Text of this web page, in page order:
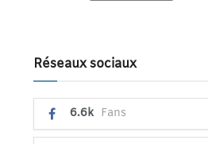
Réseaux sociaux
6.6k Fans